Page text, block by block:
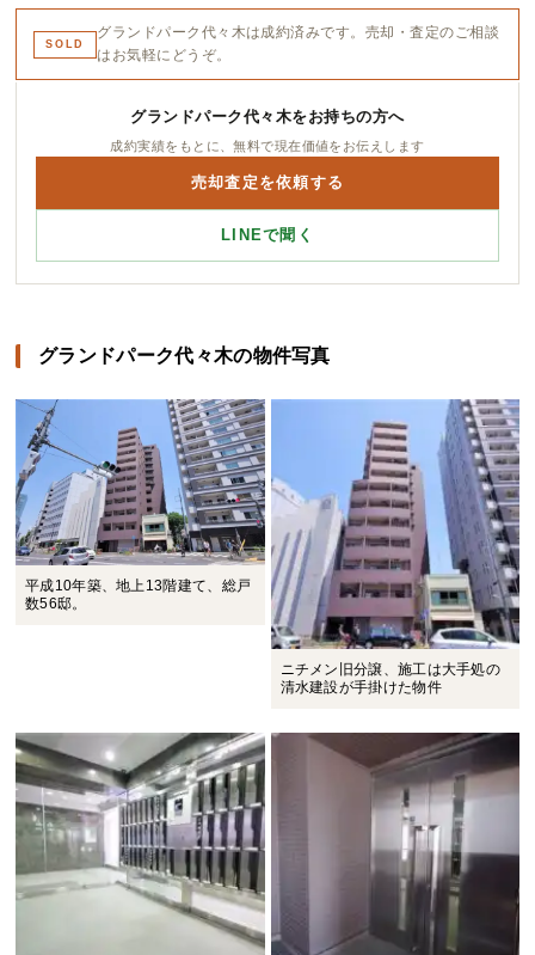
SOLD
グランドパーク代々木は成約済みです。売却・査定のご相談
はお気軽にどうぞ。
グランドパーク代々木をお持ちの方へ
成約実績をもとに、無料で現在価値をお伝えします
売却査定を依頼する
LINEで聞く
グランドパーク代々木の物件写真
平成10年築、地上13階建て、総戸
数56邸。
ニチメン旧分譲、施工は大手処の
清水建設が手掛けた物件